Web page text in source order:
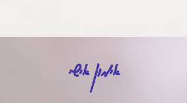
אימון אישי